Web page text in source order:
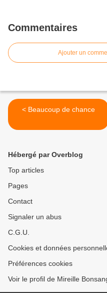
Commentaires
Ajouter un
< Beaucoup de chance
Hébergé par Overblog
Top articles
Pages
Contact
Signaler un abus
C.G.U.
Cookies et données
Préférences cookies
Voir le profil de Mireille